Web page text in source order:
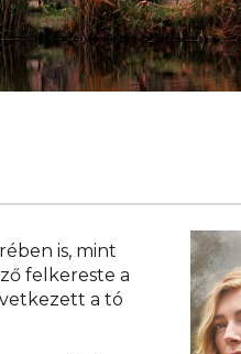
is, mint
felkereste a
a tó